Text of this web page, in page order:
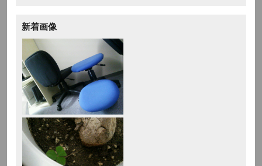
新着画像